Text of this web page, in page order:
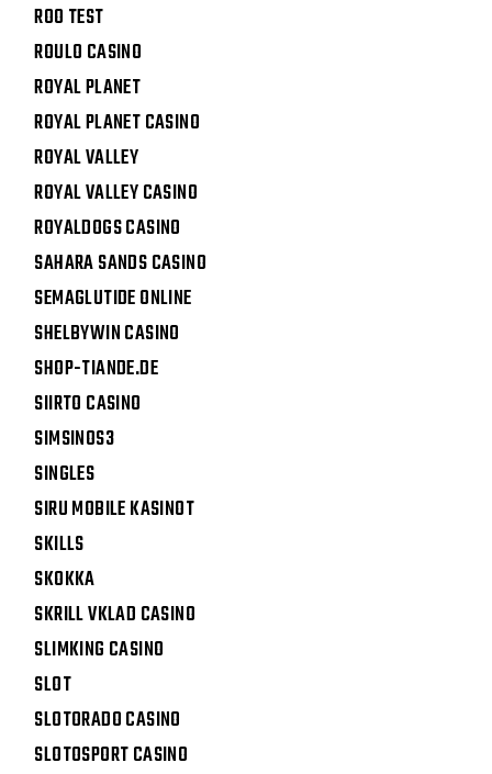
ROO TEST
ROULO CASINO
ROYAL PLANET
ROYAL PLANET CASINO
ROYAL VALLEY
ROYAL VALLEY CASINO
ROYALDOGS CASINO
SAHARA SANDS CASINO
SEMAGLUTIDE ONLINE
SHELBYWIN CASINO
SHOP-TIANDE.DE
SIIRTO CASINO
SIMSINOS3
SINGLES
SIRU MOBILE KASINOT
SKILLS
SKOKKA
SKRILL VKLAD CASINO
SLIMKING CASINO
SLOT
SLOTORADO CASINO
SLOTOSPORT CASINO